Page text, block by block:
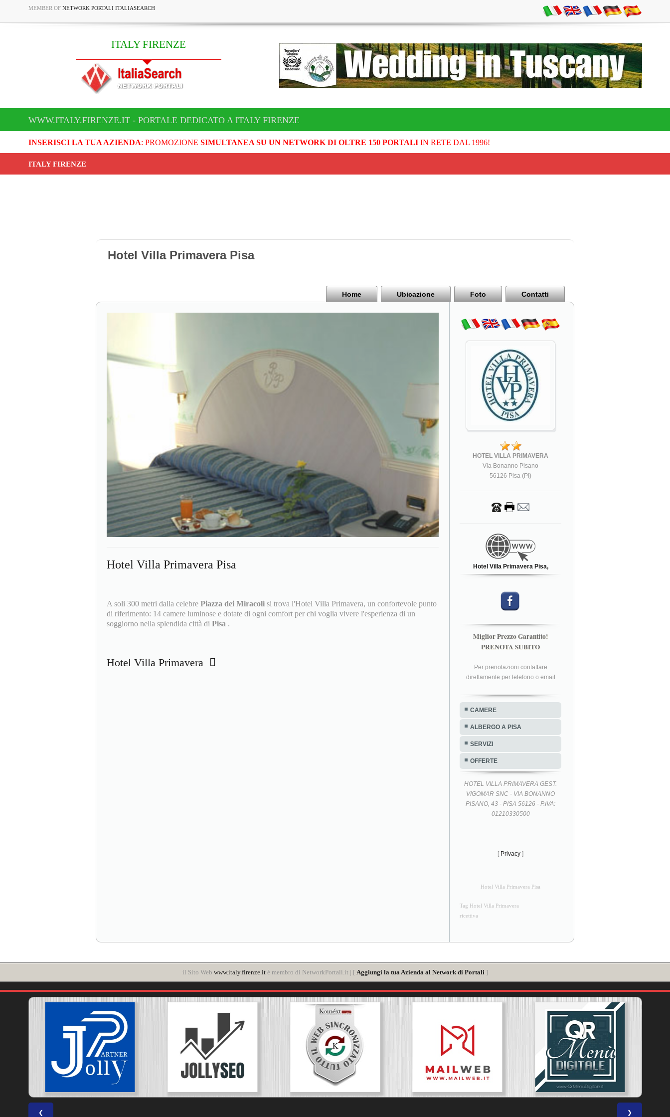
MEMBER OF NETWORK PORTALI ITALIASEARCH
ITALY FIRENZE
WWW.ITALY.FIRENZE.IT - PORTALE DEDICATO A ITALY FIRENZE
INSERISCI LA TUA AZIENDA: PROMOZIONE SIMULTANEA SU UN NETWORK DI OLTRE 150 PORTALIIN RETE DAL 1996!
ITALY FIRENZE
Hotel Villa Primavera Pisa
Home Ubicazione Foto Contatti
Hotel Villa Primavera Pisa
A soli 300 metri dalla celebre Piazza dei Miracoli si trova l'Hotel Villa Primavera, un confortevole punto
di riferimento: 14 camere luminose e dotate di ogni comfort per chi voglia vivere l'esperienza di un
soggiorno nella splendida città di Pisa .
Hotel Villa Primavera
HOTEL VILLA PRIMAVERA
Via Bonanno Pisano
56126 Pisa (PI)
Hotel Villa Primavera Pisa,
Miglior Prezzo Garantito!
PRENOTA SUBITO
Per prenotazioni contattare
direttamente per telefono o email
CAMERE
ALBERGO A PISA
SERVIZI
OFFERTE
HOTEL VILLA PRIMAVERA GEST.
VIGOMAR SNC - VIA BONANNO
PISANO, 43 - PISA 56126 - P.IVA:
01210330500
[ Privacy ]
Hotel Villa Primavera Pisa
Tag Hotel Villa Primavera
ricettiva
il Sito Web www.italy.firenze.itè membro di NetworkPortali.it | [ Aggiungi la tua Azienda al Network di Portali ]
❮ ❯